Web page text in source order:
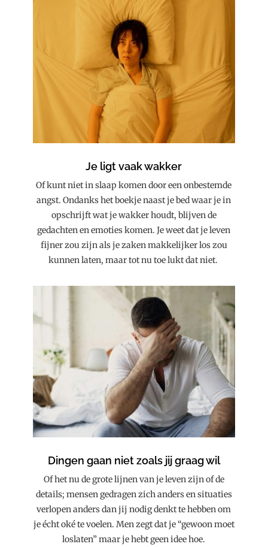
Je ligt vaak wakker
Of kunt niet in slaap komen door een onbestemde
angst. Ondanks het boekje naast je bed waar je in
opschrijft wat je wakker houdt, blijven de
gedachten en emoties komen.Je weet dat je leven
fijner zou zijn als je zaken makkelijker los zou
kunnen laten, maar tot nu toe lukt dat niet.
Dingen gaan niet zoals jij graag wil
Of het nu de grote lijnen van je leven zijn of de
details; mensen gedragen zich anders en situaties
verlopen anders dan jij nodig denkt te hebben om
je écht oké te voelen. Men zegt dat je “gewoon moet
loslaten” maar je hebt geen idee hoe.